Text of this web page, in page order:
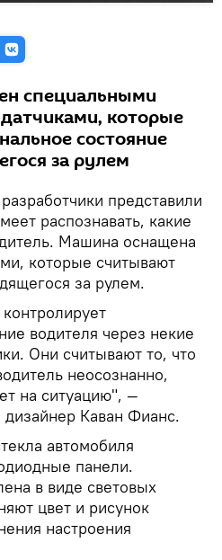
специальными
которые
состояние
за рулем
представили
распознавать, какие
Машина оснащена
которые считывают
за рулем.
водителя через некие
Они считывают то, что
неосознанно,
на ситуацию", —
дизайнер Каван Фианс.
автомобиля
панели.
в виде световых
цвет и рисунок
настроения